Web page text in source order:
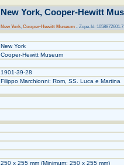
New York, Cooper-Hewitt
New York, Cooper-Hewitt Museum - Zope-Id:
New York
Cooper-Hewitt Museum
1901-39-28
Filippo Marchionni: Rom, SS. Luca e Martina
250 x 255 mm (Minimum: 250 x 255 mm)